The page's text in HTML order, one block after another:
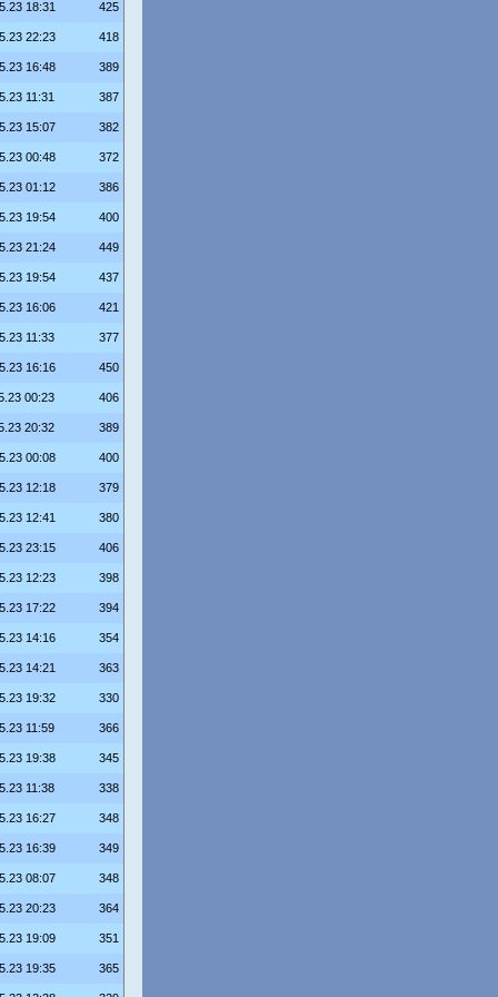
18:31 425
22:23 418
16:48 389
11:31 387
15:07 382
00:48 372
01:12 386
19:54 400
21:24 449
19:54 437
16:06 421
11:33 377
16:16 450
00:23 406
20:32 389
00:08 400
12:18 379
12:41 380
23:15 406
12:23 398
17:22 394
14:16 354
14:21 363
19:32 330
11:59 366
19:38 345
11:38 338
16:27 348
16:39 349
08:07 348
20:23 364
19:09 351
19:35 365